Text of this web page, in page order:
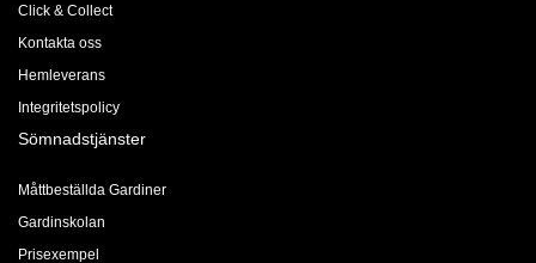
Click & Collect
Kontakta oss
Hemleverans
Integritetspolicy
Sömnadstjänster
Måttbeställda Gardiner
Gardinskolan
Prisexempel